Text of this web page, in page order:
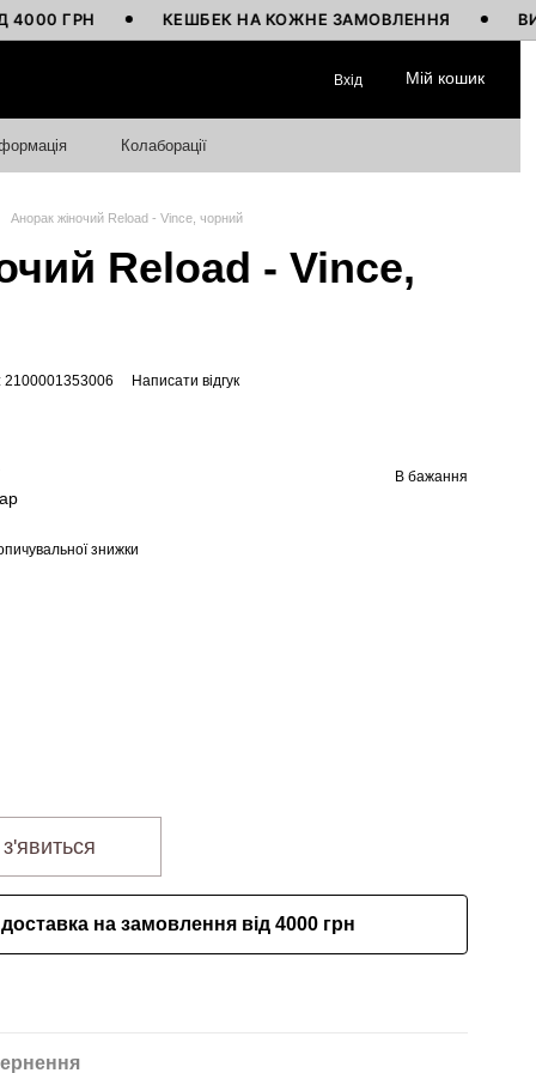
ГРН КЕШБЕК НА КОЖНЕ ЗАМОВЛЕННЯ
Вхід Мій кошик
Колаборації
Анорак жіночий Reload - Vince, чорний
Reload - Vince,
2100001353006 Написати відгук
В бажання
знижки
на замовлення від 4000 грн